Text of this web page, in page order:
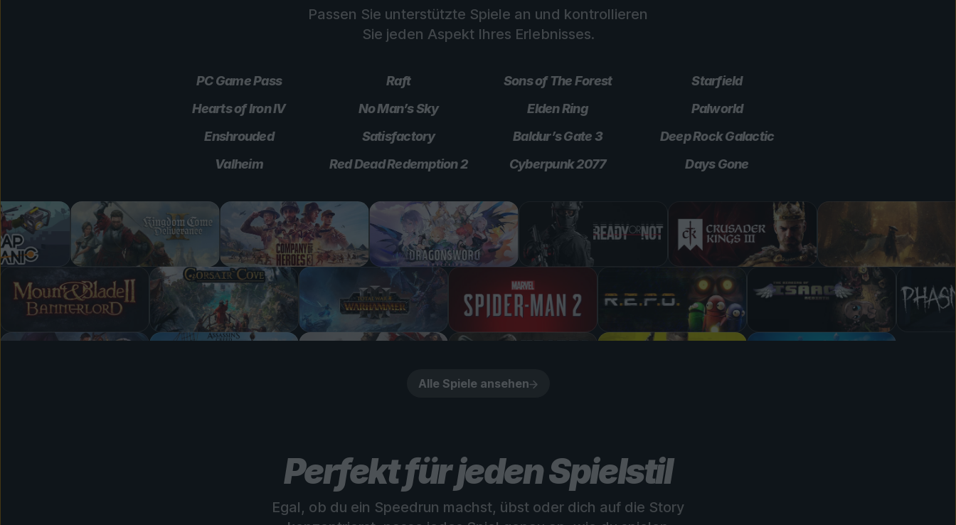
Passen Sie unterstützte Spiele an und kontrollieren
Sie jeden Aspekt Ihres Erlebnisses.
PC Game Pass Raft Sons of The Forest
Starfield
Hearts of Iron IV
No Man’s Sky Elden Ring
Palworld
Enshrouded
Satisfactory Baldur’s Gate 3
Deep Rock Galactic
Valheim
Red Dead Redemption 2 Cyberpunk 2077 Days Gone
Alle Spiele ansehen
Perfekt für jeden Spielstil
Egal, ob du ein Speedrun machst, übst oder dich auf die Story